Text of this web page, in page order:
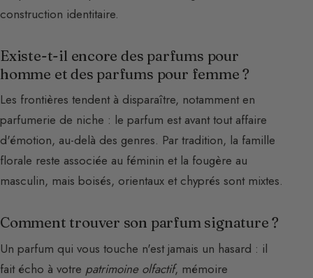
construction identitaire.
Existe-t-il encore des parfums pour
homme et des parfums pour femme ?
Les frontières tendent à disparaître, notamment en
parfumerie de niche : le parfum est avant tout affaire
d'émotion, au-delà des genres. Par tradition, la famille
florale reste associée au féminin et la fougère au
masculin, mais boisés, orientaux et chyprés sont mixtes.
Comment trouver son parfum signature ?
Un parfum qui vous touche n'est jamais un hasard : il
fait écho à votre patrimoine olfactif, mémoire